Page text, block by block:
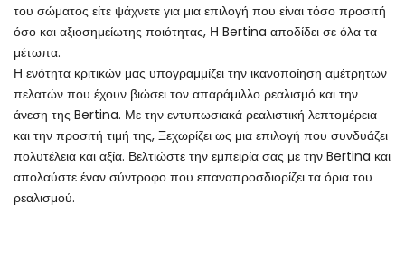
του σώματος είτε ψάχνετε για μια επιλογή που είναι τόσο προσιτή
όσο και αξιοσημείωτης ποιότητας, Η Bertina αποδίδει σε όλα τα
μέτωπα.
Η ενότητα κριτικών μας υπογραμμίζει την ικανοποίηση αμέτρητων
πελατών που έχουν βιώσει τον απαράμιλλο ρεαλισμό και την
άνεση της Bertina. Με την εντυπωσιακά ρεαλιστική λεπτομέρεια
και την προσιτή τιμή της, Ξεχωρίζει ως μια επιλογή που συνδυάζει
πολυτέλεια και αξία. Βελτιώστε την εμπειρία σας με την Bertina και
απολαύστε έναν σύντροφο που επαναπροσδιορίζει τα όρια του
ρεαλισμού.